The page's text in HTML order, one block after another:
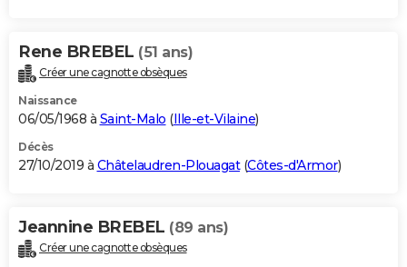
Rene BREBEL (51 ans)
Créer une cagnotte obsèques
Naissance
06/05/1968 à Saint-Malo (Ille-et-Vilaine)
Décès
27/10/2019 à Châtelaudren-Plouagat(Côtes-d'Armor)
Jeannine BREBEL (89 ans)
Créer une cagnotte obsèques